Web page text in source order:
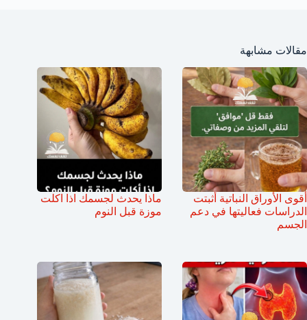
مقالات مشابهة
أقوى الأوراق النباتية أثبتت
الدراسات فعاليتها في دعم
الجسم
ماذا يحدث لجسمك اذا اكلت
موزة قبل النوم